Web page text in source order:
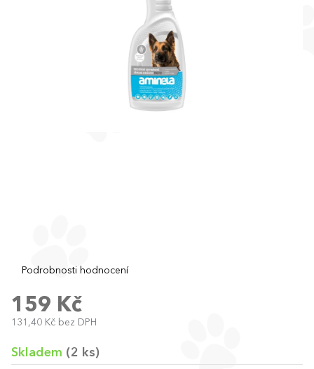
Průměrné
produktu
je
0,0
5
hvězdiček.
Podrobnosti hodnocení
159 Kč
131,40 Kč bez DPH
Měrná
Skladem (2 ks)